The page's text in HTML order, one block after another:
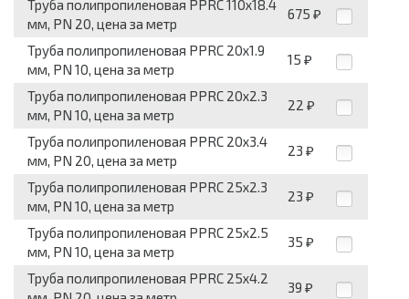
Труба полипропиленовая PPRC 110x18.4
мм, PN 20, цена за метр
675 ₽
Труба полипропиленовая PPRC 20x1.9
мм, PN 10, цена за метр
15 ₽
Труба полипропиленовая PPRC 20x2.3
мм, PN 10, цена за метр
22 ₽
Труба полипропиленовая PPRC 20x3.4
мм, PN 20, цена за метр
23 ₽
Труба полипропиленовая PPRC 25x2.3
мм, PN 10, цена за метр
23 ₽
Труба полипропиленовая PPRC 25x2.5
мм, PN 10, цена за метр
35 ₽
Труба полипропиленовая PPRC 25x4.2
39 ₽